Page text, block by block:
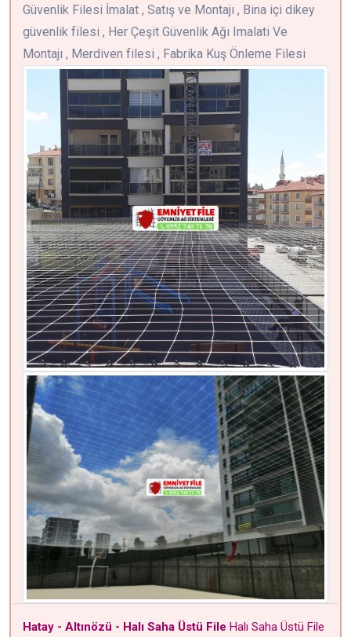
Güvenlik Filesi İmalat , Satış ve Montajı , Bina içi dikey
güvenlik filesi , Her Çeşit Güvenlik Ağı Imalati Ve
Montajı , Merdiven filesi , Fabrika Kuş Önleme Filesi
Hatay - Altınözü - Halı Saha Üstü File Halı Saha Üstü File